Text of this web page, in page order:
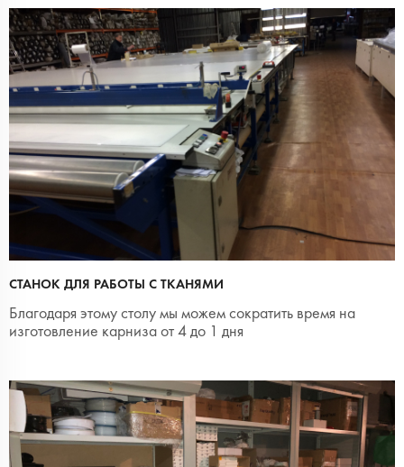
СТАНОК ДЛЯ РАБОТЫ С ТКАНЯМИ
Благодаря этому столу мы можем сократить время на
изготовление карниза от 4 до 1 дня